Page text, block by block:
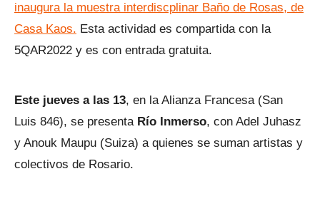
inaugura la muestra interdiscplinar Baño de Rosas, de
Casa Kaos. Esta actividad es compartida con la
5QAR2022 y es con entrada gratuita.
Este jueves a las 13, en la Alianza Francesa (San
Luis 846), se presenta Río Inmerso, con Adel Juhasz
y Anouk Maupu (Suiza) a quienes se suman artistas y
colectivos de Rosario.